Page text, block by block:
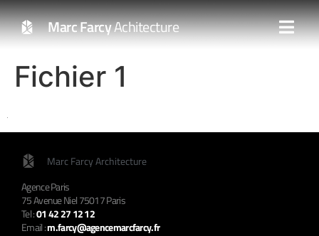
Marc FarcyAchitecture
Fichier 1
Marc Farcy Architecture
Agence Paris
75 Avenue Niel 75017 Paris
Tel :01 42 27 12 12
Email :m.farcy@agencemarcfarcy.fr